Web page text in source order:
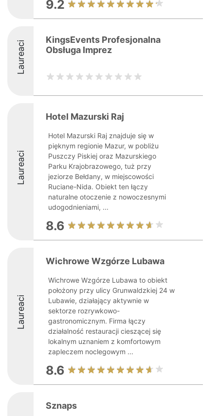
9.2
Laureaci
KingsEvents Profesjonalna
Obsługa Imprez
Laureaci
Hotel Mazurski Raj
Hotel Mazurski Raj znajduje się w
pięknym regionie Mazur, w pobliżu
Puszczy Piskiej oraz Mazurskiego
Parku Krajobrazowego, tuż przy
jeziorze Bełdany, w miejscowości
Ruciane-Nida. Obiekt ten łączy
naturalne otoczenie z nowoczesnymi
udogodnieniami, ...
8.6
Laureaci
Wichrowe Wzgórze Lubawa
Wichrowe Wzgórze Lubawa to obiekt
położony przy ulicy Grunwaldzkiej 24 w
Lubawie, działający aktywnie w
sektorze rozrywkowo-
gastronomicznym. Firma łączy
działalność restauracji cieszącej się
lokalnym uznaniem z komfortowym
zapleczem noclegowym ...
8.6
Sznaps